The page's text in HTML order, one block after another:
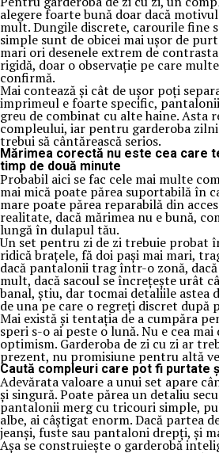
alegere foarte bună doar dacă
mult. Dungile discrete, carourile fine
simple sunt de obicei mai ușor de
mari ori desenele extrem de
rigidă, doar o observație pe care
confirmă.
Mai contează și cât de ușor poți
imprimeul e foarte specific,
greu de combinat cu alte haine. Asta
compleului, iar pentru garderoba
trebui să cântărească serios.
Mărimea corectă nu este cea care
timp de două minute
Probabil aici se fac cele mai multe
mai mică poate părea suportabilă în
mare poate părea reparabilă din
realitate, dacă mărimea nu e bună,
lungă în dulapul tău.
Un set pentru zi de zi trebuie probat
ridică brațele, fă doi pași mai mari,
dacă pantalonii trag într-o zonă,
mult, dacă sacoul se încrețește urât
banal, știu, dar tocmai detaliile astea
de una pe care o regreți discret după
Mai există și tentația de a cumpăra
speri s-o ai peste o lună. Nu e cea
optimism. Garderoba de zi cu zi ar
prezent, nu promisiune pentru altă
Caută compleuri care pot fi purtate
Adevărata valoare a unui set apare
și singură. Poate părea un detaliu
pantalonii merg cu tricouri simple,
albe, ai câștigat enorm. Dacă partea
jeanși, fuste sau pantaloni drepți, și
Așa se construiește o garderobă